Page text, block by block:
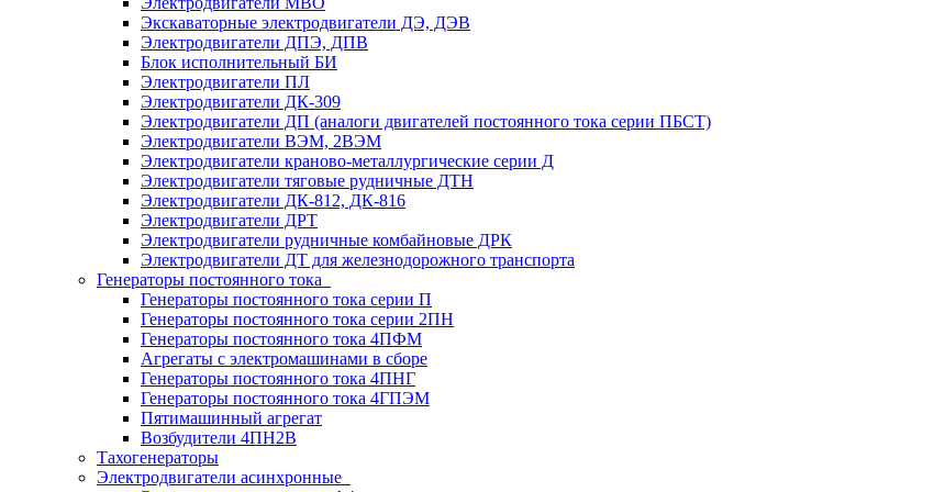
Экскаваторные электродвигатели ДЭ, ДЭВ
Электродвигатели ДПЭ, ДПВ
Блок исполнительный БИ
Электродвигатели ПЛ
Электродвигатели ДК-309
Электродвигатели ДП (аналоги двигателей постоянного тока серии ПБСТ)
Электродвигатели ВЭМ, 2ВЭМ
Электродвигатели краново-металлургические серии Д
Электродвигатели тяговые рудничные ДТН
Электродвигатели ДК-812, ДК-816
Электродвигатели ДРТ
Электродвигатели рудничные комбайновые ДРК
Электродвигатели ДТ для железнодорожного транспорта
Генераторы постоянного тока
Генераторы постоянного тока серии П
Генераторы постоянного тока серии 2ПН
Генераторы постоянного тока 4ПФМ
Агрегаты с электромашинами в сборе
Генераторы постоянного тока 4ПНГ
Генераторы постоянного тока 4ГПЭМ
Пятимашинный агрегат
Возбудители 4ПН2В
Тахогенераторы
Электродвигатели асинхронные